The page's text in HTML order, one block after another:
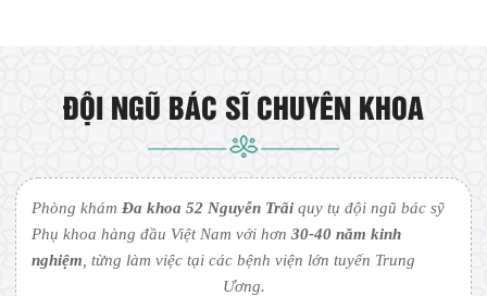
ĐỘI NGŨ BÁC SĨ CHUYÊN KHOA
Phòng khámĐa khoa 52 Nguyễn Trãi quy tụ đội ngũ bác sỹ
Phụ khoa hàng đầu Việt Nam với hơn30-40 năm kinh
nghiệm , từng làm việc tại các bệnh viện lớn tuyến Trung
Ương.